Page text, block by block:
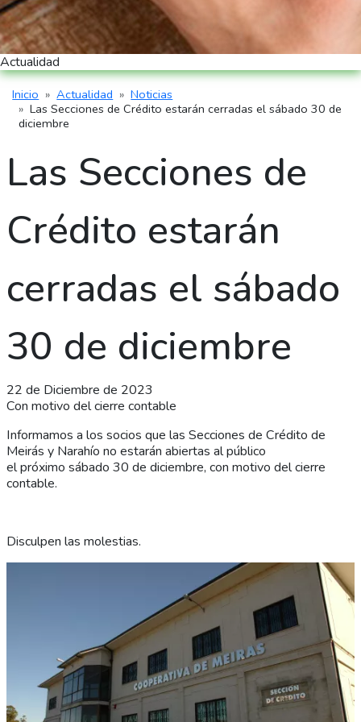
Actualidad
Ruta de navegación
Inicio Actualidad
Noticias
Las Secciones de Crédito estarán cerradas el sábado 30 de
diciembre
Las Secciones de
Crédito estarán
cerradas el sábado
30 de diciembre
22 de Diciembre de 2023
Con motivo del cierre contable
Informamos a los socios que las Secciones de Crédito de
Meirás y Narahío no estarán abiertas al público
el próximo sábado 30 de diciembre, con motivo del cierre
contable.
Disculpen las molestias.